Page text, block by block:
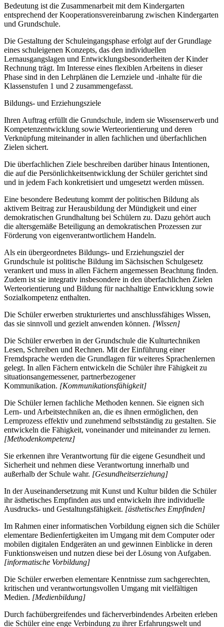
Bedeutung ist die Zusammenarbeit mit dem Kindergarten
entsprechend der Kooperationsvereinbarung zwischen Kindergarten
und Grundschule.
Die Gestaltung der Schuleingangsphase erfolgt auf der Grundlage
eines schuleigenen Konzepts, das den individuellen
Lernausgangslagen und Entwicklungsbesonderheiten der Kinder
Rechnung trägt. Im Interesse eines flexiblen Arbeitens in dieser
Phase sind in den Lehrplänen die Lernziele und -inhalte für die
Klassenstufen 1 und 2 zusammengefasst.
Bildungs- und Erziehungsziele
Ihren Auftrag erfüllt die Grundschule, indem sie Wissenserwerb und
Kompetenzentwicklung sowie Werteorientierung und deren
Verknüpfung miteinander in allen fachlichen und überfachlichen
Zielen sichert.
Die überfachlichen Ziele beschreiben darüber hinaus Intentionen,
die auf die Persönlichkeitsentwicklung der Schüler gerichtet sind
und in jedem Fach konkretisiert und umgesetzt werden müssen.
Eine besondere Bedeutung kommt der politischen Bildung als
aktivem Beitrag zur Herausbildung der Mündigkeit und einer
demokratischen Grundhaltung bei Schülern zu. Dazu gehört auch
die altersgemäße Beteiligung an demokratischen Prozessen zur
Förderung von eigenverantwortlichem Handeln.
Als ein übergeordnetes Bildungs- und Erziehungsziel der
Grundschule ist politische Bildung im Sächsischen Schulgesetz
verankert und muss in allen Fächern angemessen Beachtung finden.
Zudem ist sie integrativ insbesondere in den überfachlichen Zielen
Werteorientierung und Bildung für nachhaltige Entwicklung sowie
Sozialkompetenz enthalten.
Die Schüler erwerben strukturiertes und anschlussfähiges Wissen,
das sie sinnvoll und gezielt anwenden können. [Wissen]
Die Schüler erwerben in der Grundschule die Kulturtechniken
Lesen, Schreiben und Rechnen. Mit der Einführung einer
Fremdsprache werden die Grundlagen für weiteres Sprachenlernen
gelegt. In allen Fächern entwickeln die Schüler ihre Fähigkeit zu
situationsangemessener, partnerbezogener
Kommunikation. [Kommunikationsfähigkeit]
Die Schüler lernen fachliche Methoden kennen. Sie eignen sich
Lern- und Arbeitstechniken an, die es ihnen ermöglichen, den
Lernprozess effektiv und zunehmend selbstständig zu gestalten. Sie
entwickeln die Fähigkeit, voneinander und miteinander zu lernen.
[Methodenkompetenz]
Sie erkennen ihre Verantwortung für die eigene Gesundheit und
Sicherheit und nehmen diese Verantwortung innerhalb und
außerhalb der Schule wahr. [Gesundheitserziehung]
In der Auseinandersetzung mit Kunst und Kultur bilden die Schüler
ihr ästhetisches Empfinden aus und entwickeln ihre individuelle
Ausdrucks- und Gestaltungsfähigkeit. [ästhetisches Empfinden]
Im Rahmen einer informatischen Vorbildung eignen sich die Schüler
elementare Bedienfertigkeiten im Umgang mit dem Computer oder
mobilen digitalen Endgeräten an und gewinnen Einblicke in deren
Funktionsweisen und nutzen diese bei der Lösung von Aufgaben.
[informatische Vorbildung]
Die Schüler erwerben elementare Kenntnisse zum sachgerechten,
kritischen und verantwortungsvollen Umgang mit vielfältigen
Medien. [Medienbildung]
Durch fachübergreifendes und fächerverbindendes Arbeiten erleben
die Schüler eine enge Verbindung zu ihrer Erfahrungswelt und